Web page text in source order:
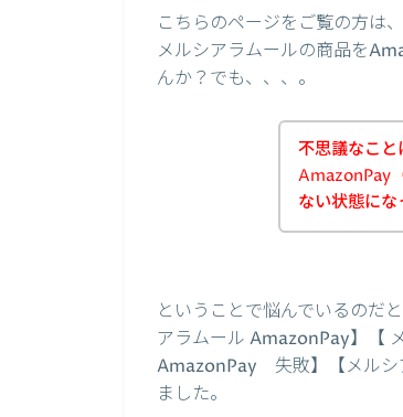
こちらのページをご覧の方は
メルシアラムールの商品を
んか？でも、、、。
不思議なこ
AmazonPay
ない状態にな
ということで悩んでいるのだ
アラムール AmazonPay】【
AmazonPay 失敗】【メルシ
ました。